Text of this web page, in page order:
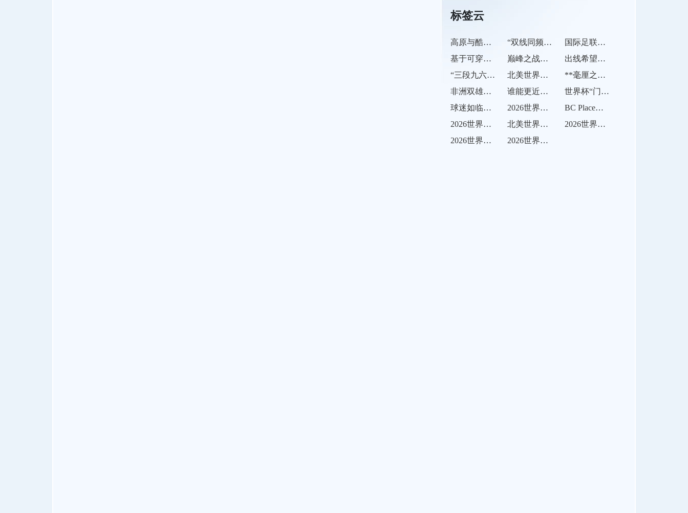
标签云
高原与酷暑的夹击：瓜达拉哈拉2026世界杯的极限挑战 “双线同频：俱乐部冲刺节奏对接2026世界杯战略”
国际足联修改季军战排名规则：进球数取代净胜球成首要依据
基于可穿戴睡眠数据驱动的运动员训练负荷动态调控模型：面向2026世界杯的多维指标融合与实战效能验证
巅峰之战一触即发
出线希望渺茫”
“三段九六场：世界杯演进史与王者纪”
北美世界杯扩军：1/16决赛如何重塑电视广告投放格局
**毫厘之间：半自动越位系统如何锁定瞬间的“越线”时刻**
非洲双雄逐鹿：塞内加尔与摩洛哥
谁能更近一步？
世界杯“门神对决”：马丁内斯与库尔图瓦
球迷如临赛场”
2026世界杯跨城观赛痛点破解：基于单场票球迷行李流转的智慧化托送方案
BC Place球场：草皮切换黑科技如何应对世界杯考验（美加墨世界杯场馆解析）
2026世界杯扩军名额分配内幕：各大洲足联投票博弈全揭秘
北美世界杯：吉列体育场草皮根系发育水平对球员抓地力失效风险的量化评估
2026世界杯墨西哥球迷广场沸腾
2026世界杯家庭观赛热：旅行与足球的全球新潮流
2026世界杯：梅西再战金靴